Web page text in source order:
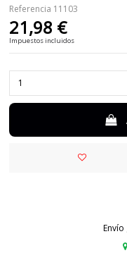
Referencia 11103
21,98 €
Impuestos incluidos